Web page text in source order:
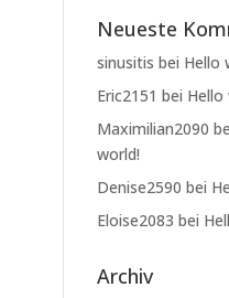
Neueste
sinusitis bei Hello
Eric2151 bei Hello
Maximilian2090
world!
Denise2590 bei
Eloise2083 bei
Archiv